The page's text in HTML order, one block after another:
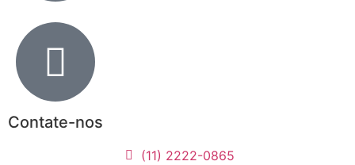
Contate-nos
(11) 2222-0865